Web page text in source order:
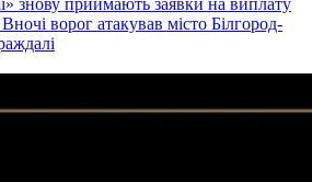
знову приймають заявки на виплату
Вночі ворог атакував місто Білгород-